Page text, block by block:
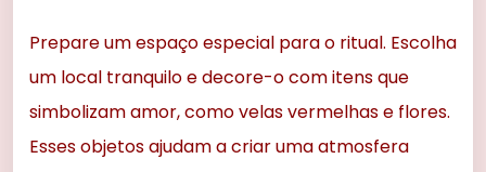
Prepare um espaço especial para o ritual. Escolha
um local tranquilo e decore-o com itens que
simbolizam amor, como velas vermelhas e flores.
Esses objetos ajudam a criar uma atmosfera